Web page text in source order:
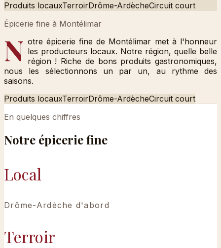
Produits locauxTerroirDrôme-ArdècheCircuit court
Épicerie fine à Montélimar
N otre épicerie fine de Montélimar met à l'honneur
les producteurs locaux. Notre région, quelle belle
région ! Riche de bons produits gastronomiques,
nous les sélectionnons un par un, au rythme des
saisons.
Produits locauxTerroirDrôme-ArdècheCircuit court
En quelques chiffres
Notre épicerie fine
Local
Drôme-Ardèche d'abord
Terroir